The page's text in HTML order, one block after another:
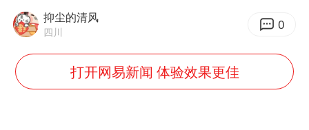
浙江海域将现5到8米巨浪到狂浪
抑尘的清风
四川 0
打开网易新闻 体验效果更佳